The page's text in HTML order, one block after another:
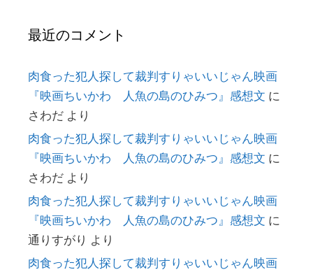
最近のコメント
肉食った犯人探して裁判すりゃいいじゃん映画
『映画ちいかわ 人魚の島のひみつ』感想文 に
さわだ より
肉食った犯人探して裁判すりゃいいじゃん映画
『映画ちいかわ 人魚の島のひみつ』感想文 に
さわだ より
肉食った犯人探して裁判すりゃいいじゃん映画
『映画ちいかわ 人魚の島のひみつ』感想文 に
通りすがり より
肉食った犯人探して裁判すりゃいいじゃん映画